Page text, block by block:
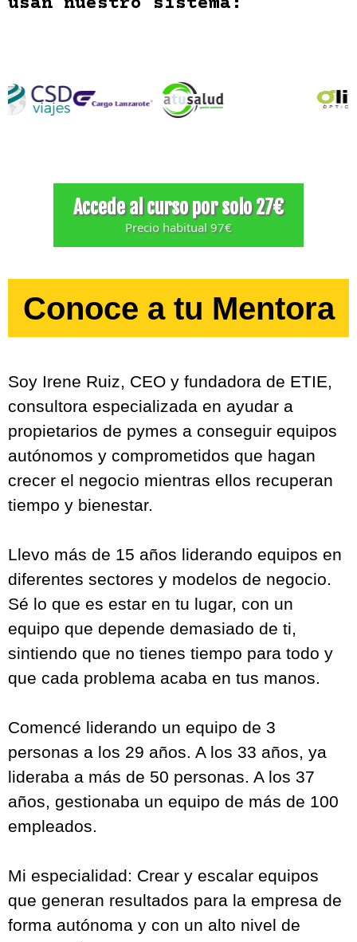
Recuperó 3 horas al día y redujo su
Miguel, Propietario de Obradores
Algunos de los negocios que
usan nuestro sistema:
Accede al curso por solo 27€
Precio habitual 97€
Conoce a tu Mentora
Soy Irene Ruiz, CEO y fundadora de ETIE,
consultora especializada en ayudar a
autónomos y comprometidos que hagan
crecer el negocio mientras ellos recuperan
tiempo y bienestar.
Llevo más de 15 años liderando equipos en
Sé lo que es estar en tu lugar, con un
equipo que depende demasiado de ti,
sintiendo que no tienes tiempo para todo y